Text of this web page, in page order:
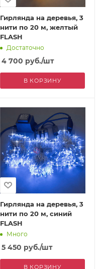
Гирлянда на деревья, 3
нити по 20 м, желтый
FLASH
Достаточно
4 700 руб./шт
В КОРЗИНУ
Гирлянда на деревья, 3
нити по 20 м, синий
FLASH
Много
5 450 руб./шт
В КОРЗИНУ